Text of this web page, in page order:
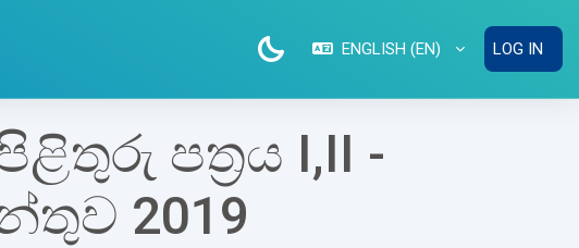
ENGLISH ‎(EN)‎ LOG IN
පත්‍රය I,II -
2019